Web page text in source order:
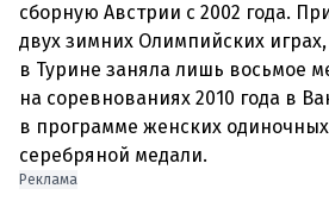
сборную Австрии с 2002 года.
двух зимних Олимпийских играх,
в Турине заняла лишь восьмое
на соревнованиях 2010 года в
в программе женских
серебряной медали.
Реклама